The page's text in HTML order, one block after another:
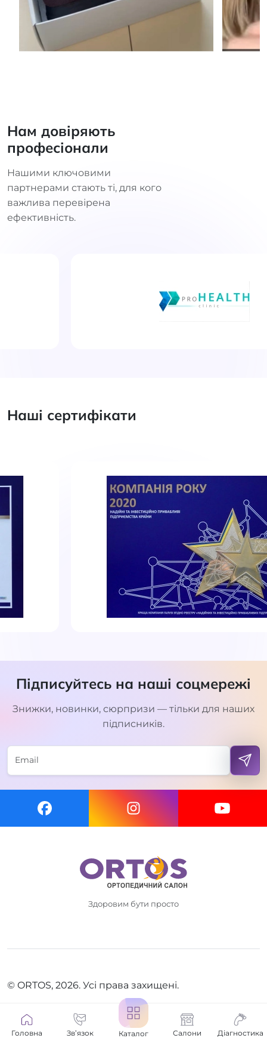
Нам довіряють
професіонали
Нашими ключовими
партнерами стають ті, для кого
важлива перевірена
ефективність.
Наші сертифікати
Підписуйтесь на наші соцмережі
Знижки, новинки, сюрпризи — тільки для наших
підписників.
Головна Зв’язок Каталог Салони Діагностика
Здоровим бути просто
© ORTOS, 2026. Усі права захищені.